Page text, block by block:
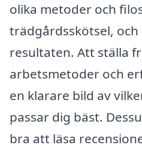
olika metoder och
trädgårdsskötsel,
resultaten. Att ställa
arbetsmetoder och
en klarare bild av
passar dig bäst.
bra att läsa